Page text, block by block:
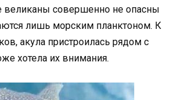
великаны совершенно не опасны
лишь морским планктоном. К
акула пристроилась рядом с
хотела их внимания.